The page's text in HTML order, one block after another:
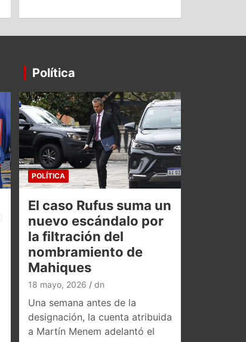
Política
POLÍTICA
El caso Rufus suma un
nuevo escándalo por
la filtración del
nombramiento de
Mahiques
18 mayo, 2026 dn
Una semana antes de la
designación, la cuenta atribuida
a Martín Menem adelantó el